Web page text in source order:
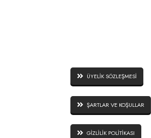
ÜYELİK SÖZLEŞMESİ
ŞARTLAR VE KOŞULLAR
GİZLİLİK POLİTİKASI